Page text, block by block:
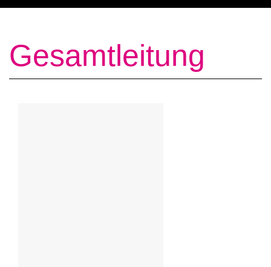
Gesamtleitung